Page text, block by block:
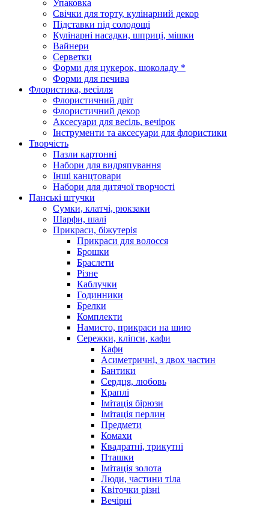
Упаковка
Свічки для торту, кулінарний декор
Підставки під солодощі
Кулінарні насадки, шприці, мішки
Вайнери
Серветки
Форми для цукерок, шоколаду *
Форми для печива
Флористика, весілля
Флористичний дріт
Флористичний декор
Аксесуари для весіль, вечірок
Інструменти та аксесуари для флористики
Творчість
Пазли картонні
Набори для видряпування
Інші канцтовари
Набори для дитячої творчості
Панські штучки
Сумки, клатчі, рюкзаки
Шарфи, шалі
Прикраси, біжутерія
Прикраси для волосся
Брошки
Браслети
Різне
Каблучки
Годинники
Брелки
Комплекти
Намисто, прикраси на шию
Сережки, кліпси, кафи
Кафи
Асиметричні, з двох частин
Бантики
Сердця, любовь
Краплі
Імітація бірюзи
Імітація перлин
Предмети
Комахи
Квадратні, трикутні
Пташки
Імітація золота
Люди, частини тіла
Квіточки різні
Вечірні